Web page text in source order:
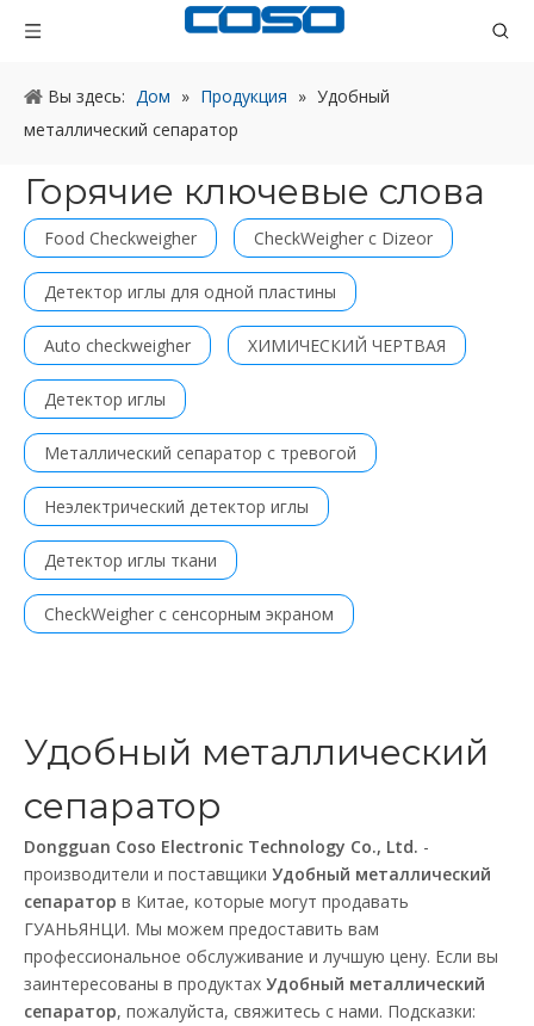
Вы здесь: Дом » Продукция » Удобный
металлический сепаратор
Горячие ключевые слова
Food Checkweigher CheckWeigher с Dizeor
Детектор иглы для одной пластины
Auto checkweigher ХИМИЧЕСКИЙ ЧЕРТВАЯ
Детектор иглы
Металлический сепаратор с тревогой
Неэлектрический детектор иглы
Детектор иглы ткани
CheckWeigher с сенсорным экраном
Удобный металлический
сепаратор
Dongguan Coso Electronic Technology Co., Ltd. -
производители и поставщики Удобный металлический
сепаратор в Китае, которые могут продавать
ГУАНЬЯНЦИ. Мы можем предоставить вам
профессиональное обслуживание и лучшую цену. Если вы
заинтересованы в продуктах Удобный металлический
сепаратор, пожалуйста, свяжитесь с нами. Подсказки: